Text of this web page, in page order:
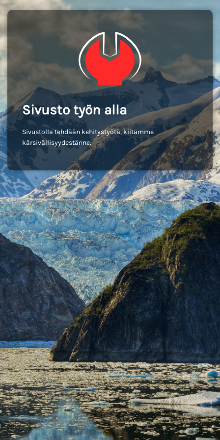
Sivusto työn alla
Sivustolla tehdään kehitystyötä, kiitämme
kärsivällisyydestänne.